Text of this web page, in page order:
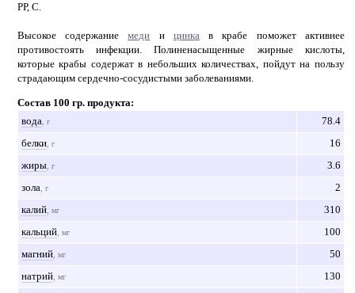
РР, С.
Высокое содержаниемеди и цинка в крабе поможет активнее
противостоять инфекции. Полиненасыщенные жирные кислоты,
которые крабы содержат в небольших количествах, пойдут на пользу
страдающим сердечно-сосудистыми заболеваниями.
Состав 100 гр. продукта:
вода , г
78.4
белки, г
16
жиры, г
3.6
зола , г
2
калий, мг
310
кальций, мг
100
магний, мг
50
натрий, мг
130